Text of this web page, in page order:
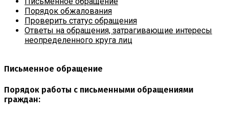
Порядок обжалования
Проверить статус обращения
Ответы на обращения, затрагивающие интересы
неопределенного круга лиц
Письменное обращение
Порядок работы с письменными обращениями
граждан: